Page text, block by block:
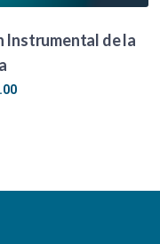
Instrumental de la